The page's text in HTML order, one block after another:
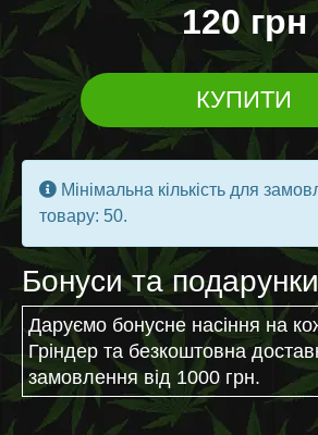
120 грн
КУПИТИ
Мінімальна кількість для
товару: 50.
Бонуси та подарунки
Даруємо бонусне насіння на
Гріндер та безкоштовна
замовлення від 1000 грн.